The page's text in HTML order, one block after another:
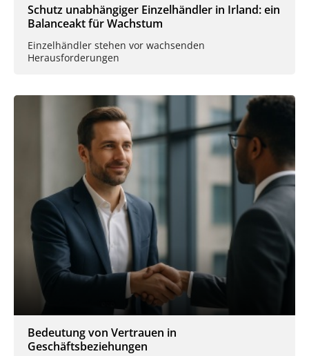
Schutz unabhängiger Einzelhändler in Irland: ein
Balanceakt für Wachstum
Einzelhändler stehen vor wachsenden
Herausforderungen
Bedeutung von Vertrauen in
Geschäftsbeziehungen